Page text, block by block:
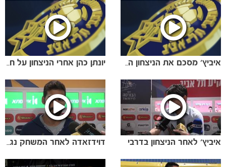
משחקים
ותוצאות
דוידזאדה לאחר המשחק נגד נתניה איביץ' לאחר הניצחון בדרבי